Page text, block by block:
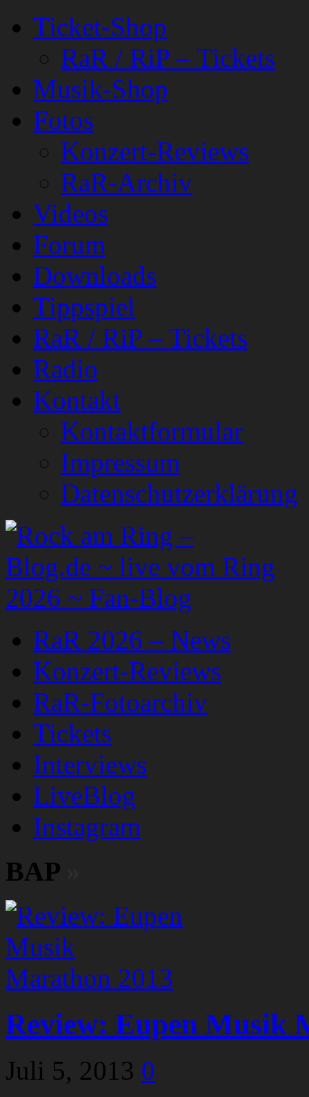
Ticket-Shop
RaR / RiP – Tickets
Musik-Shop
Fotos
Konzert-Reviews
RaR-Archiv
Videos
Forum
Downloads
Tippspiel
RaR / RiP – Tickets
Radio
Kontakt
Kontaktformular
Impressum
Datenschutzerklärung
RaR 2026 – News
Konzert-Reviews
RaR-Fotoarchiv
Tickets
Interviews
LiveBlog
Instagram
BAP
Review: Eupen Musik
Juli 5, 2013 0